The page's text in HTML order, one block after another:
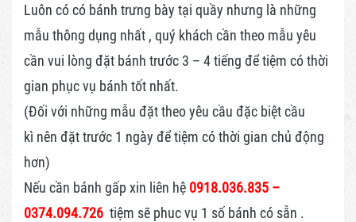
Luôn có có bánh trưng bày tại quầy nhưng là những
mẫu thông dụng nhất , quý khách cần theo mẫu yêu
cần vui lòng đặt bánh trước 3 – 4 tiếng để tiệm có thời
gian phục vụ bánh tốt nhất.
(Đối với những mẫu đặt theo yêu cầu đặc biệt cầu
kì nên đặt trước 1 ngày để tiệm có thời gian chủ động
hơn)
Nếu cần bánh gấp xin liên hệ 0918.036.835 –
0374.094.726 tiệm sẽ phuc vụ 1 số bánh có sẵn .